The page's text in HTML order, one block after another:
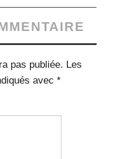
pas publiée. Les
avec*